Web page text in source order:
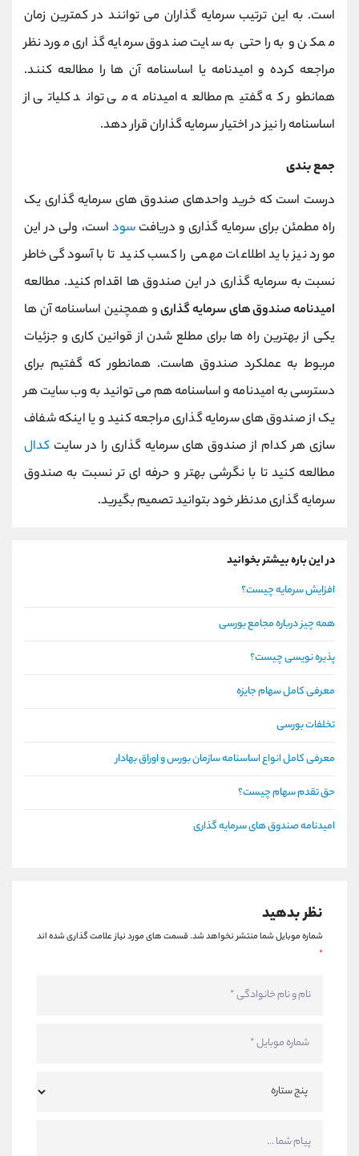
است. به این ترتیب سرمایه گذاران می توانند در کمترین زمان
ممکن و به راحتی به سایت صندوق سرمایه گذاری مورد نظر
مراجعه کرده و امیدنامه یا اساسنامه آن ها را مطالعه کنند.
همانطور که گفتیم مطالعه امیدنامه می تواند کلیاتی از
اساسنامه را نیز در اختیار سرمایه گذاران قرار دهد.
جمع بندی
درست است که خرید واحدهای صندوق های سرمایه گذاری یک
راه مطمئن برای سرمایه گذاری و دریافتسود است، ولی در این
مورد نیز باید اطلاعات مهمی را کسب کنید تا با آسودگی خاطر
نسبت به سرمایه گذاری در این صندوق ها اقدام کنید. مطالعه
امیدنامه صندوق های سرمایه گذاریو همچنین اساسنامه آن ها
یکی از بهترین راه ها برای مطلع شدن از قوانین کاری و جزئیات
مربوط به عملکرد صندوق هاست. همانطور که گفتیم برای
دسترسی به امیدنامه و اساسنامه هم می توانید به وب سایت هر
یک از صندوق های سرمایه گذاری مراجعه کنید و یا اینکه شفاف
سازی هر کدام از صندوق های سرمایه گذاری را در سایت کدال
مطالعه کنید تا با نگرشی بهتر و حرفه ای تر نسبت به صندوق
سرمایه گذاری مدنظر خود بتوانید تصمیم بگیرید.
در این باره بیشتر بخوانید
افزایش سرمایه چیست؟
همه چیز درباره مجامع بورسی
پذیره نویسی چیست؟
معرفی کامل سهام جایزه
تخلفات بورسی
معرفی کامل انواع اساسنامه سازمان بورس و اوراق بهادار
حق تقدم سهام چیست؟
امیدنامه صندوق های سرمایه گذاری
نظر بدهید
شماره موبایل شما منتشر نخواهد شد.قسمت های مورد نیاز علامت گذاری شده اند
*